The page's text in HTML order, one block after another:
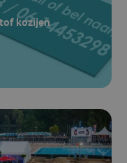
kozijen